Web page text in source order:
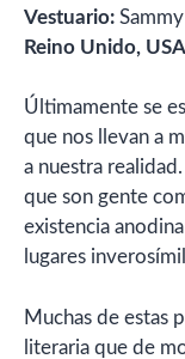
Vestuario:
Reino Unido,
Últimamente se
que nos llevan a
a nuestra
que son gente
existencia
lugares
Muchas de estas
literaria que de